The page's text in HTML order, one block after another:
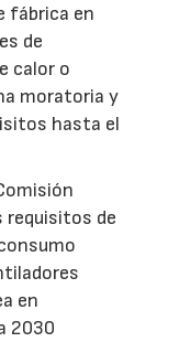
fábrica en
de
calor o
moratoria y
hasta el
requisitos de
en
2030